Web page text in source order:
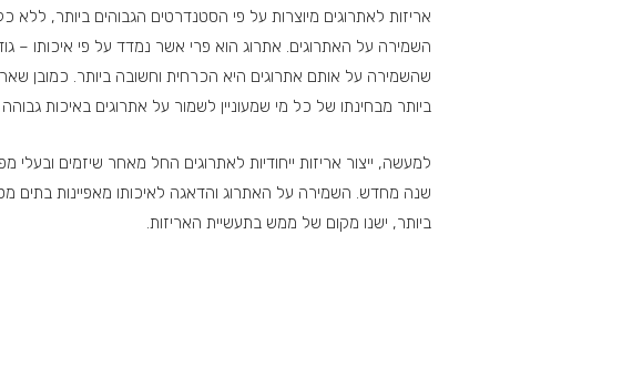
אריזות לאתרוגים מיוצרות על פי הסטנדרטים הגבוהים ביותר,
השמירה על האתרוגים. אתרוג הוא פרי אשר נמדד על פי איכותו –
שהשמירה על אותם אתרוגים היא הכרחית וחשובה ביותר. כמובן
ביותר מבחינתו של כל מי שמעוניין לשמור על אתרוגים באיכות
למעשה, ייצור אריזות ייחודיות לאתרוגים החל מאחר שיזמים
שנה מחדש. השמירה על האתרוג והדאגה לאיכותו מאפיינות בתים
ביותר, ישנו מקום של ממש בתעשיית האריזות.